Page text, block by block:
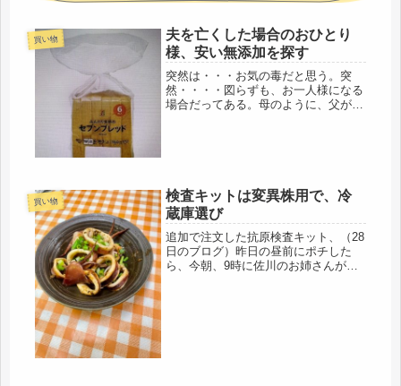
買い物
夫を亡くした場合のおひとり
様、安い無添加を探す
突然は・・・お気の毒だと思う。突
然・・・・図らずも、お一人様になる
場合だってある。母のように、父が突
買い物
検査キットは変異株用で、冷
蔵庫選び
追加で注文した抗原検査キット、（28
日のブログ）昨日の昼前にポチした
ら、今朝、9時に佐川のお姉さんが配